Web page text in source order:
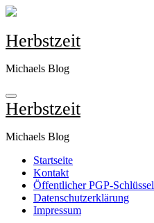
Zum
springen
Herbstzeit
Michaels Blog
Herbstzeit
Michaels Blog
Startseite
Kontakt
Öffentlicher PGP-Schlüssel
Datenschutzerklärung
Impressum